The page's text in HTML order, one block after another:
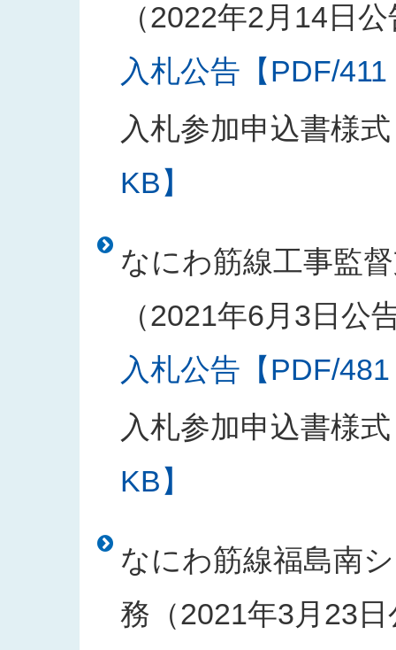
（2022年2月14日
入札公告【PDF/
入札参加申込書様式
KB】
なにわ筋線工事監
（2021年6月3日公
入札公告【PDF/
入札参加申込書様式
KB】
なにわ筋線福島南
務（2021年3月23日